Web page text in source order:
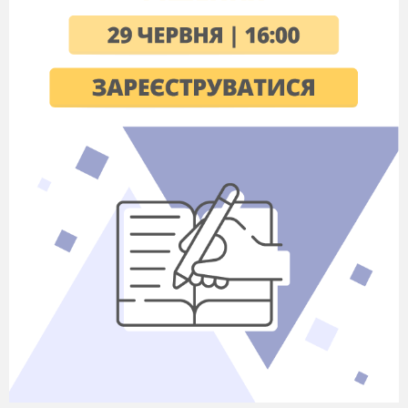
Escherichia
У морфологічному відношенні
короткою (2…4 мкм) грамнегативною паличкою, окремі штами якої мають
джгутики, що забезпечують її рухливість. Спор і капсул не утворює. Добре
культивується на звичайних живильних середовищах. Ентеропатогенні
штами кишкової палички утворюють екзотоксин, який має нейротропні та
некротизуючі властивості, й ендотоксин, що спричинює дегенеративні зміни
в кишках. Ешерихії мають складну антигенну структуру і різняться між
собою за соматичним О-антигеном, поверхневим К- (капсуль
ним) антигеном
та джгутиковим Н-антигеном, а також за адгезивним фібриляр
(війчастим) піл-антигеном. Установлено за О-анти
геном понад 170 серогруп
ешерихій, 100 різних варіантів К-антигену та близько 60 типів Н-антигенів.
Більш токсичними вважають штами кишкової палички, що містять К-
антиген, більш адгезивними — фібрилярний (війчастий) піл-антиген, який
забезпечує мікробу здатність «прилипати» до епітеліальних клітин слизової
оболонки кишок. Чіткого взаємозв’язку між серогруповою належністю
ешерихій та видовою сприйнятливістю до них тварин не виявлено.Кишкова
паличка досить стійка у зовнішньому середовищі: у фекаліях зберігається до
30 діб, у воді, ґрунті, гною та тваринницьких приміщеннях — кілька місяців.
При нагріванні до 60 °С гине через 15 хв, до 75 °С — через 30 с, до 100 °С